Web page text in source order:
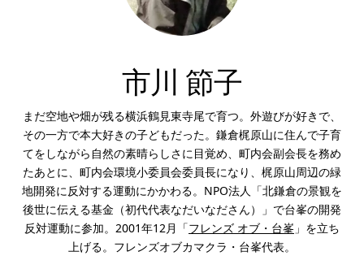
市川 節子
まだ空地や畑が残る横浜鶴見東寺尾で育つ。外遊びが好きで、
その一方で本大好きの子どもだった。鎌倉梶原山に住んで子育
てをしながら自然の素晴らしさに目覚め、町内会副会長を務め
たあとに、町内会環境小委員会委員長になり、梶原山周辺の緑
地開発に反対する運動にかかわる。NPO法人「北鎌倉の景観を
後世に伝える基金（初代代表なだいなださん）」で台峯の開発
反対運動に参加。2001年12月「フレンズ オブ・台峯 」を立ち
上げる。フレンズオブカマクラ・台峯代表。